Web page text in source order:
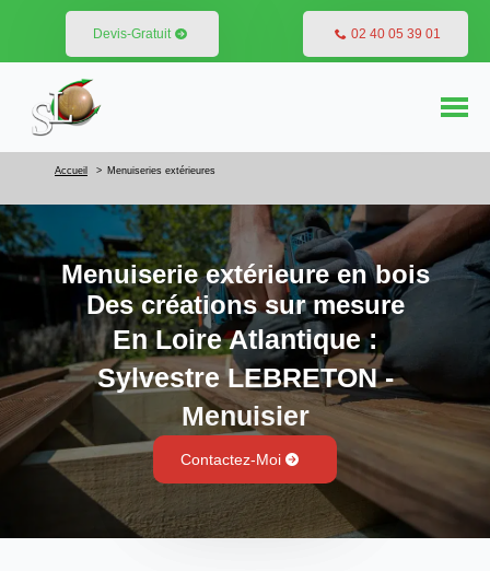
Devis-Gratuit 02 40 05 39 01
Accueil Menuiseries extérieures
Menuiserie extérieure en bois
Des créations sur mesure
En Loire Atlantique :
Sylvestre LEBRETON -
Menuisier
Contactez-Moi